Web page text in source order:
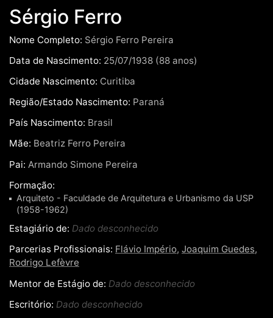
Sérgio Ferro
Nome Completo: Sérgio Ferro Pereira
Data de Nascimento: 25/07/1938 (88 anos)
Cidade Nascimento: Curitiba
Região/Estado Nascimento: Paraná
País Nascimento: Brasil
Mãe: Beatriz Ferro Pereira
Pai: Armando Simone Pereira
Formação:
Arquiteto - Faculdade de Arquitetura e Urbanismo da USP
(1958-1962)
Estagiário de: Dado desconhecido
Parcerias Profissionais: Flávio Império, Joaquim Guedes,
Rodrigo Lefèvre
Mentor de Estágio de: Dado desconhecido
Escritório: Dado desconhecido